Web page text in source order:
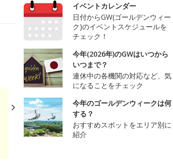
イベントカレンダー
日付からGW(ゴールデンウィー
ク)のイベントスケジュールを
チェック！
今年(2026年)のGWはいつから
いつまで？
連休中の各機関の対応など、気
になることをチェック
今年のゴールデンウィークは何
する？
おすすめスポットをエリア別に
紹介